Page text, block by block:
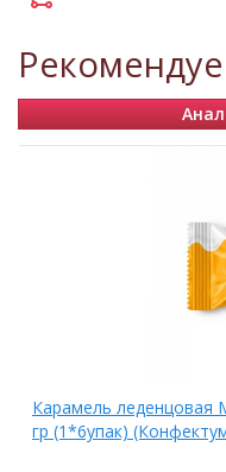
Карамель леденцовая
гр (1*6упак)